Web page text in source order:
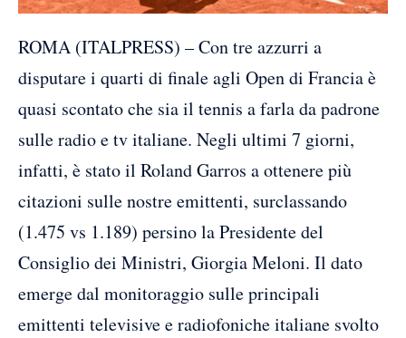
ROMA (ITALPRESS) – Con tre azzurri a
disputare i quarti di finale agli Open di Francia è
quasi scontato che sia il tennis a farla da padrone
sulle radio e tv italiane. Negli ultimi 7 giorni,
infatti, è stato il Roland Garros a ottenere più
citazioni sulle nostre emittenti, surclassando
(1.475 vs 1.189) persino la Presidente del
Consiglio dei Ministri, Giorgia Meloni. Il dato
emerge dal monitoraggio sulle principali
emittenti televisive e radiofoniche italiane svolto